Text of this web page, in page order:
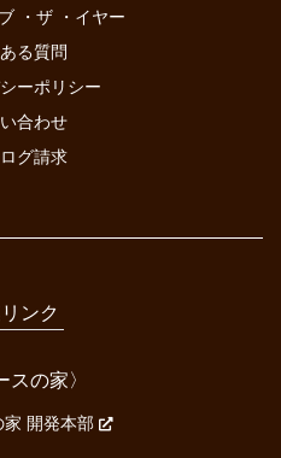
・ザ ・イヤー
る質問
ーポリシー
合わせ
グ請求
ンク
スの家〉
開発本部